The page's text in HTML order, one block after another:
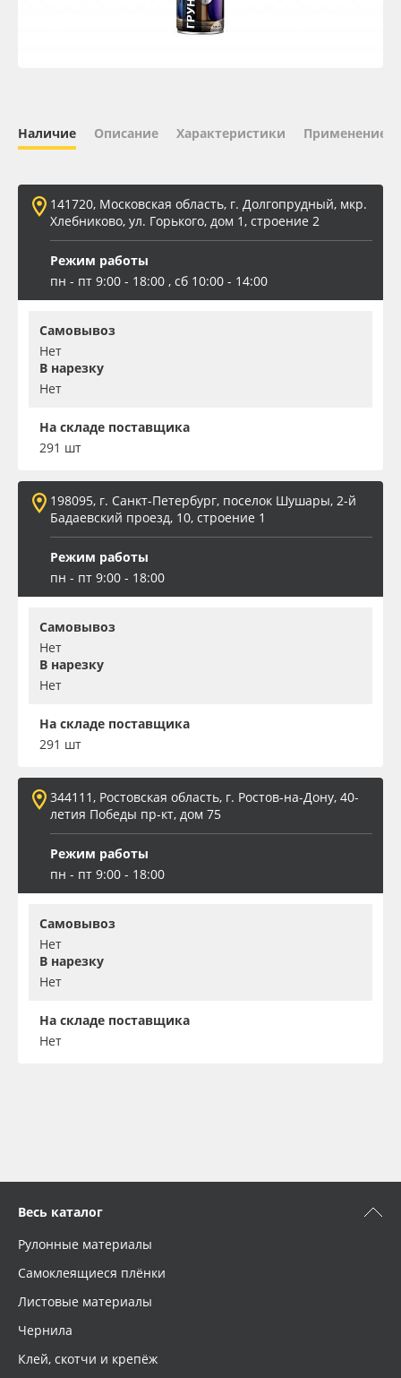
ПЭТ бэклит
Вспененный ПВХ
Заготовки для сувениров
Наличие Описание Характеристики Применение
141720, Московская область, г. Долгопрудный, мкр.
Хлебниково, ул. Горького, дом 1, строение 2
Режим работы
пн - пт 9:00 - 18:00 , сб 10:00 - 14:00
Самовывоз
Нет
В нарезку
Нет
На складе поставщика
291 шт
198095, г. Санкт-Петербург, поселок Шушары, 2-й
Бадаевский проезд, 10, строение 1
Режим работы
пн - пт 9:00 - 18:00
Самовывоз
Нет
В нарезку
Нет
На складе поставщика
291 шт
344111, Ростовская область, г. Ростов-на-Дону, 40-
летия Победы пр-кт, дом 75
Режим работы
пн - пт 9:00 - 18:00
Самовывоз
Нет
В нарезку
Нет
На складе поставщика
Нет
Весь каталог
Рулонные материалы
Самоклеящиеся плёнки
Листовые материалы
Чернила
Клей, скотчи и крепёж